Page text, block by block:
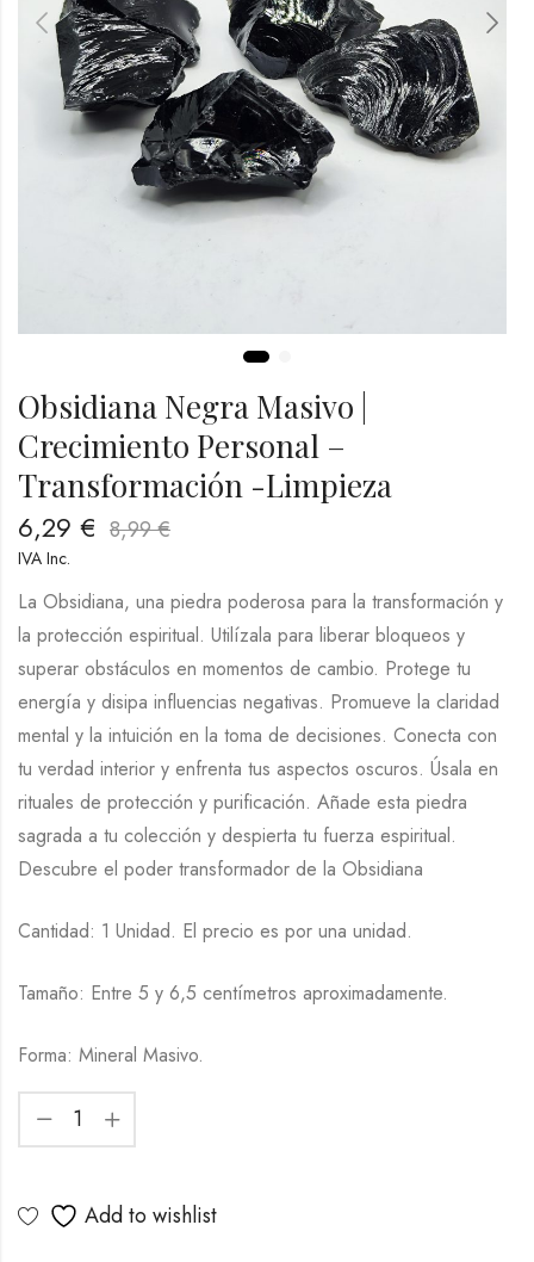
Obsidiana Negra Masivo |
Crecimiento Personal –
Transformación -Limpieza
6,29 € 8,99€
IVA Inc.
La Obsidiana, una piedra poderosa para la transformación y
la protección espiritual. Utilízala para liberar bloqueos y
superar obstáculos en momentos de cambio. Protege tu
energía y disipa influencias negativas. Promueve la claridad
mental y la intuición en la toma de decisiones. Conecta con
tu verdad interior y enfrenta tus aspectos oscuros. Úsala en
rituales de protección y purificación. Añade esta piedra
sagrada a tu colección y despierta tu fuerza espiritual.
Descubre el poder transformador de la Obsidiana
Cantidad: 1 Unidad. El precio es por una unidad.
Tamaño: Entre 5 y 6,5 centímetros aproximadamente.
Forma: Mineral Masivo.
Add to wishlist